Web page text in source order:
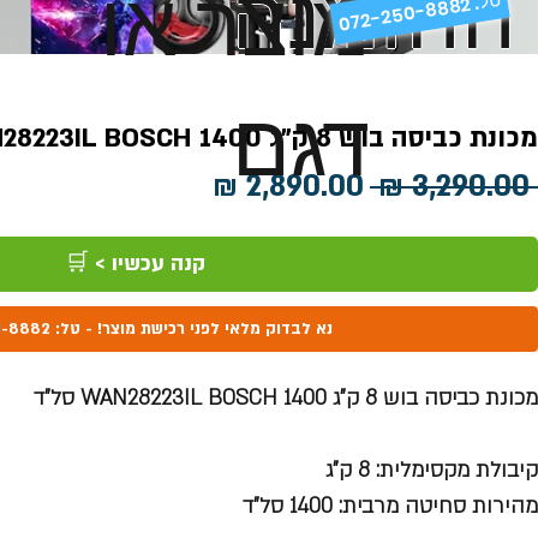
מוצר או
דגםמכונת כביסה בוש 8 ק"ג WAN28223IL BOSCH 1400 סל"ד
‏3,290.00 ‏₪
מחיר
רגיל
מבצע
קנה עכשיו > 🛒
נא לבדוק מלאי לפני רכישת מוצר! - טל: 072-250-8882
מכונת כביסה בוש 8 ק"ג WAN28223IL BOSCH 1400 סל"ד
קיבולת מקסימלית: 8 ק”ג
מהירות סחיטה מרבית: 1400 סל”ד
072-250-8882 .